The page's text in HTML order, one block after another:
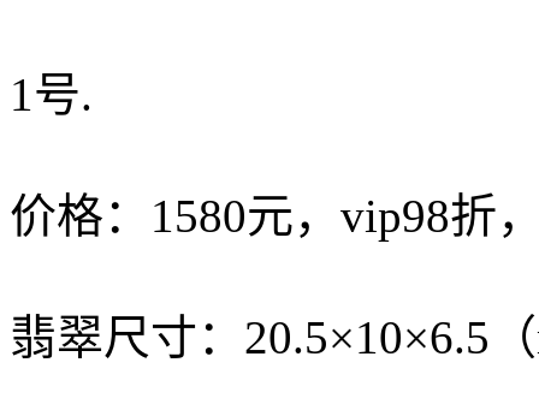
1号.
价格：1580元，vip98折
翡翠尺寸：20.5×10×6.5